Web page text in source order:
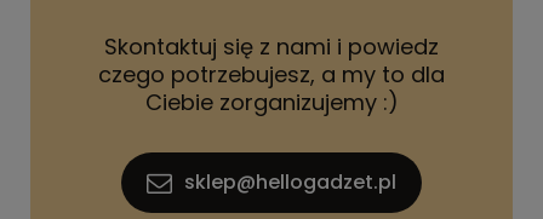
Skontaktuj się z nami i powiedz
czego potrzebujesz, a my to dla
Ciebie zorganizujemy :)
sklep@hellogadzet.pl